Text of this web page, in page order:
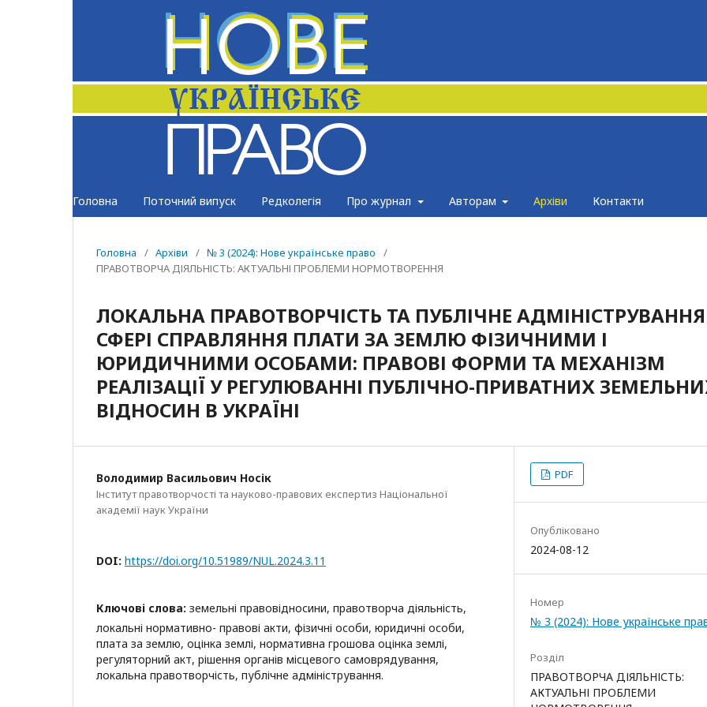
Головна Поточний випуск Редколегія Про журнал Авторам Архіви Контакти
Головна / Архіви / № 3 (2024): Нове українське право
/
ПРАВОТВОРЧА ДІЯЛЬНІСТЬ: АКТУАЛЬНІ ПРОБЛЕМИ НОРМОТВОРЕННЯ
ЛОКАЛЬНА ПРАВОТВОРЧІСТЬ ТА ПУБЛІЧНЕ
СФЕРІ СПРАВЛЯННЯ ПЛАТИ ЗА ЗЕМЛЮ ФІЗИЧНИМИ І
ЮРИДИЧНИМИ ОСОБАМИ: ПРАВОВІ ФОРМИ ТА МЕХАНІЗМ
РЕАЛІЗАЦІЇ У РЕГУЛЮВАННІ ПУБЛІЧНО-ПРИВАТНИХ
ВІДНОСИН В УКРАЇНІ
Володимир Васильович Носік
Інститут правотворчості та науково-правових експертиз Національної
академії наук України
DOI: https://doi.org/10.51989/NUL.2024.3.11
Ключові слова: земельні правовідносини, правотворча діяльність,
локальні нормативно- правові акти, фізичні особи, юридичні особи,
плата за землю, оцінка землі, нормативна грошова оцінка землі,
регуляторний акт, рішення органів місцевого самоврядування,
локальна правотворчість, публічне адміністрування.
PDF
Опубліковано
2024-08-12
Номер
№ 3 (2024): Нове українське
Розділ
ПРАВОТВОРЧА ДІЯЛЬНІСТЬ:
АКТУАЛЬНІ ПРОБЛЕМИ